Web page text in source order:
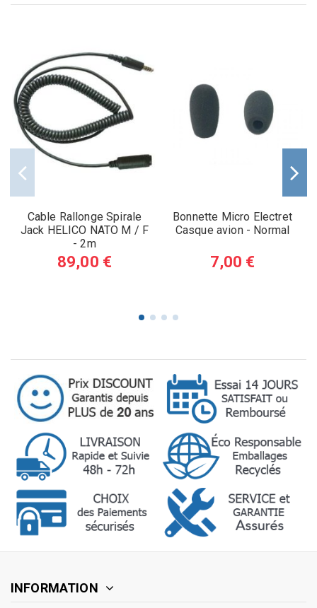
Cable Rallonge Spirale
Jack HELICO NATO M / F
- 2m
89,00 €
Bonnette Micro Electret
Casque avion - Normal
7,00 €
INFORMATION